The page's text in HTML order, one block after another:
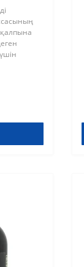
қалпына